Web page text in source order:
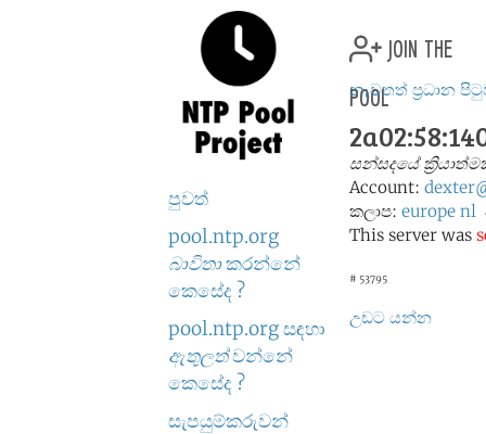
පුවත්
pool.ntp.org
බාවිතාකරන්නේ
කෙසේද ?
pool.ntp.org සඳහා
ඇතුලත්වන්නේ
කෙසේද ?
සැපයුම්කරුවන්
join the
pool
නැවතත් ප්‍රධාන
සන්සදයේ
Account:
කලාප: europe nl
This server was
# 53795
උඩට යන්න